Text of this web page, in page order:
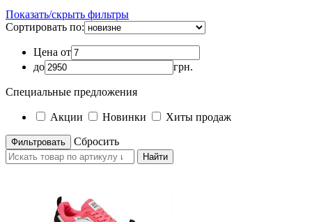
Показать/скрыть фильтры
Сортировать по:
Цена от
до
грн.
Специальные предложения
Акции Новинки Хиты продаж
Cбросить
Найти